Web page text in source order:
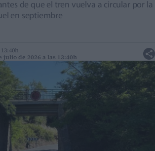
de que el tren vuelva a circular por la
en septiembre
de 2026 a las 13:40h